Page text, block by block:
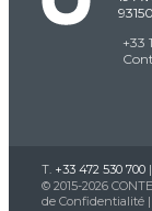
+33
T. +33 472 530 700 |
© 2015-2026
de Confidentialité |